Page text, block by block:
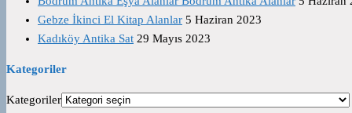
Gebze İkinci El Kitap Alanlar 5 Haziran 2023
Kadıköy Antika Sat 29 Mayıs 2023
Kategoriler
Kategoriler